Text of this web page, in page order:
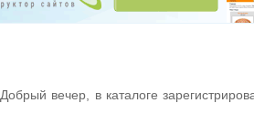
Добрый вечер, в каталоге